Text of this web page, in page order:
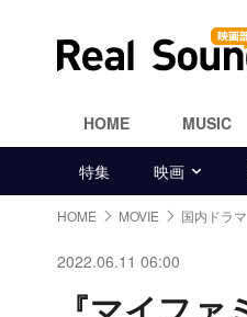
HOME MUSIC
特集 映画
HOME MOVIE 国内ドラマ
2022.06.11 06:00